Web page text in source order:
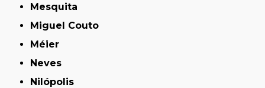
Mesquita
Miguel Couto
Méier
Neves
Nilópolis